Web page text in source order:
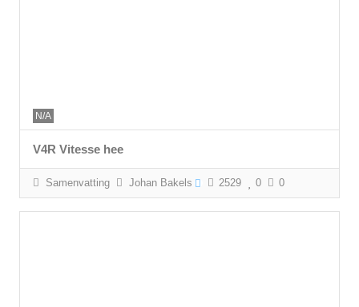
N/A
V4R Vitesse hee
Samenvatting Johan Bakels 2529 0 0